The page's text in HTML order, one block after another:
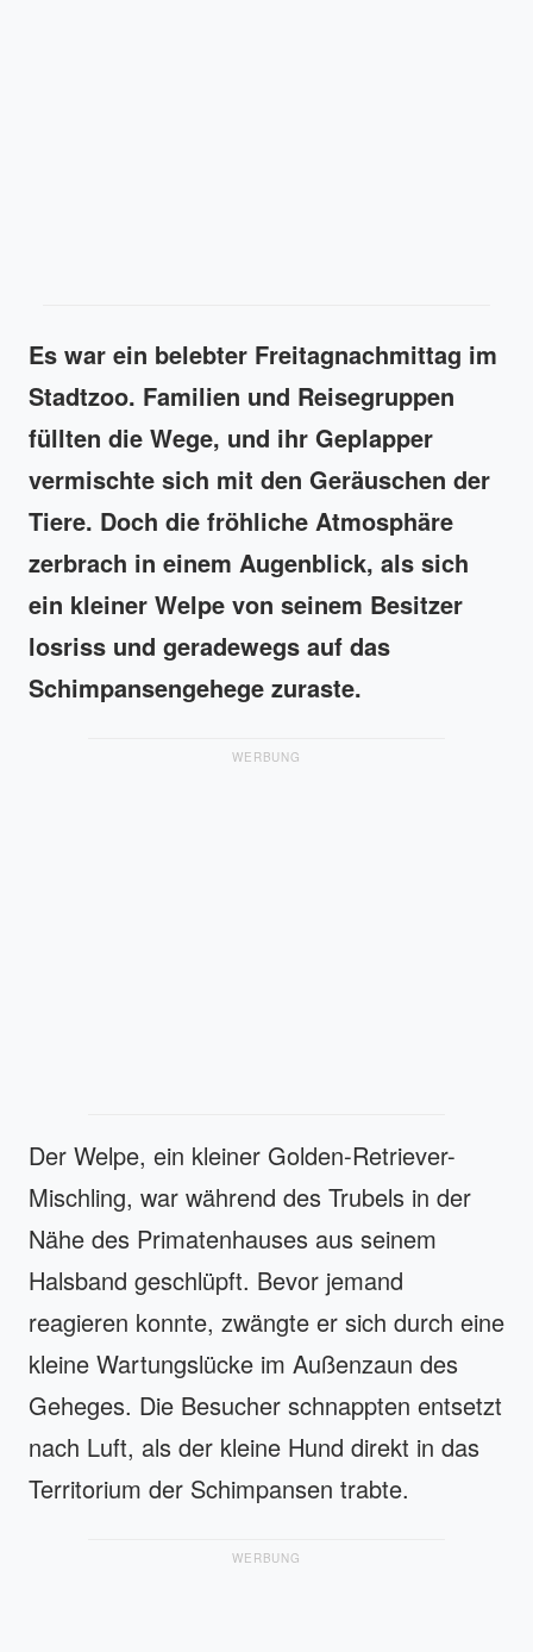
Es war ein belebter Freitagnachmittag im
Stadtzoo. Familien und Reisegruppen
füllten die Wege, und ihr Geplapper
vermischte sich mit den Geräuschen der
Tiere. Doch die fröhliche Atmosphäre
zerbrach in einem Augenblick, als sich
ein kleiner Welpe von seinem Besitzer
losriss und geradewegs auf das
Schimpansengehege zuraste.
WERBUNG
Der Welpe, ein kleiner Golden-Retriever-
Mischling, war während des Trubels in der
Nähe des Primatenhauses aus seinem
Halsband geschlüpft. Bevor jemand
reagieren konnte, zwängte er sich durch eine
kleine Wartungslücke im Außenzaun des
Geheges. Die Besucher schnappten entsetzt
nach Luft, als der kleine Hund direkt in das
Territorium der Schimpansen trabte.
WERBUNG